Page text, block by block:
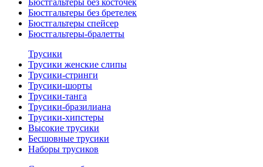
Бюстгальтеры без косточек
Бюстгальтеры без бретелек
Бюстгальтеры спейсер
Бюстгальтеры-бралетты
Трусики
Трусики женские слипы
Трусики-стринги
Трусики-шорты
Трусики-танга
Трусики-бразилиана
Трусики-хипстеры
Высокие трусики
Бесшовные трусики
Наборы трусиков